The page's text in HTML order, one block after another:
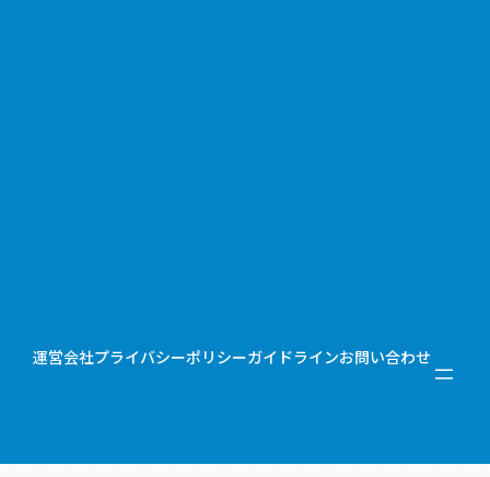
運営会社プライバシーポリシーガイドラインお問い合わせ